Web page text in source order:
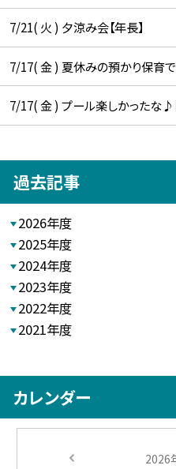
7/21( 火 ) 夕涼み会【年長】
7/17( 金 ) 夏休みの預かり保育
7/17( 金 ) プール楽しかったな♪
過去記事
2026年度
2025年度
2024年度
2023年度
2022年度
2021年度
カレンダー
2026